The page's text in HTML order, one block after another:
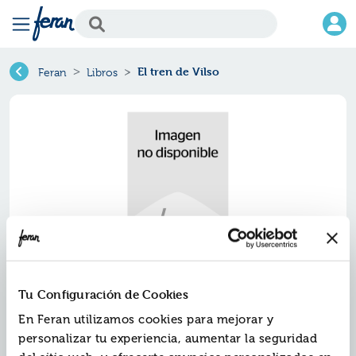
Tu Configuración de Cookies
En Feran utilizamos cookies para mejorar y
personalizar tu experiencia, aumentar la seguridad
Feran Libros El tren de Vilso
El tren de vilso
Ref. ZED-V093
ISBN:9788426391452